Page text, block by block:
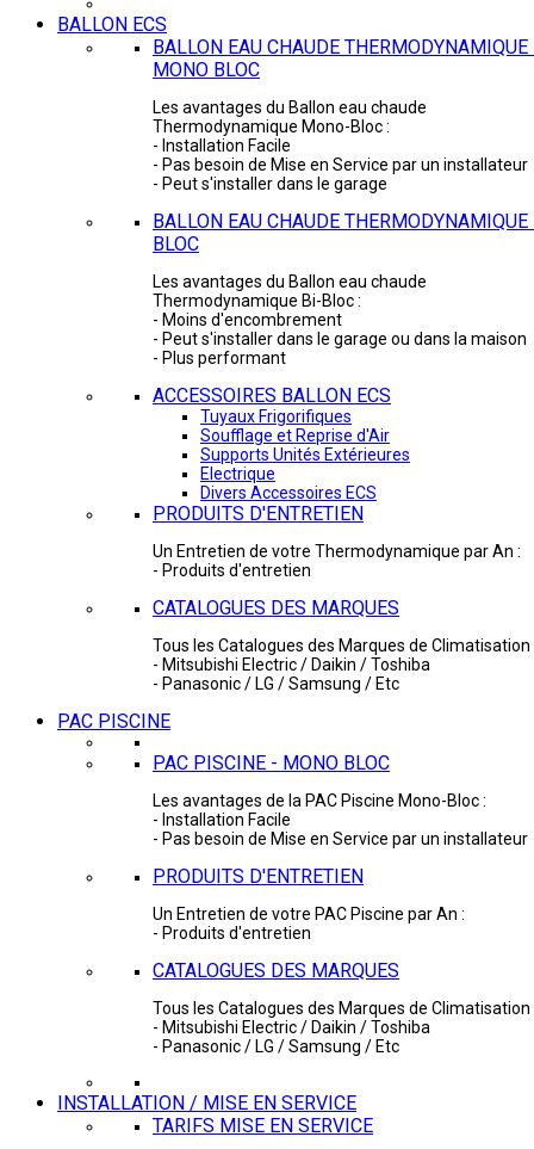
BALLON ECS
BALLON EAU CHAUDE THERMODYNAMIQUE
MONO BLOC
Les avantages du Ballon eau chaude
Thermodynamique Mono-Bloc :
- Installation Facile
- Pas besoin de Mise en Service par un installateur
- Peut s'installer dans le garage
BALLON EAU CHAUDE
BLOC
Les avantages du Ballon eau chaude
Thermodynamique Bi-Bloc :
- Moins d'encombrement
- Peut s'installer dans le garage ou dans la maison
- Plus performant
ACCESSOIRES BALLON ECS
Tuyaux Frigorifiques
Soufflage et Reprise d'Air
Supports Unités Extérieures
Electrique
Divers Accessoires ECS
PRODUITS D'ENTRETIEN
Un Entretien de votre Thermodynamique par An :
- Produits d'entretien
CATALOGUES DES MARQUES
Tous les Catalogues des Marques de Climatisation
- Mitsubishi Electric / Daikin / Toshiba
- Panasonic / LG / Samsung / Etc
PAC PISCINE
PAC PISCINE - MONO BLOC
Les avantages de la PAC Piscine Mono-Bloc :
- Installation Facile
- Pas besoin de Mise en Service par un installateur
PRODUITS D'ENTRETIEN
Un Entretien de votre PAC Piscine par An :
- Produits d'entretien
CATALOGUES DES MARQUES
Tous les Catalogues des Marques de Climatisation
- Mitsubishi Electric / Daikin / Toshiba
- Panasonic / LG / Samsung / Etc
INSTALLATION / MISE EN SERVICE
TARIFS MISE EN SERVICE